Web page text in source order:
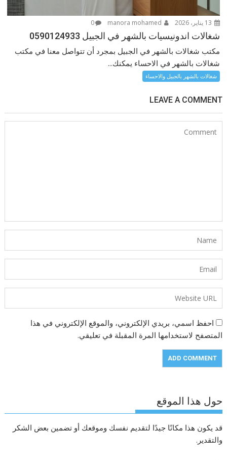
0
شغالات اندونيسيات بالشهر في الجبيل 0590124933
مكتب شغالات بالشهر في الجبيل بمجرد أن تتواصل معنا في مكتب
شغالات بالشهر في الاحساء يمكنك...
شغالات بالشهر بالجبيل والاحساء
LEAVE A COMMENT
احفظ اسمي، بريدي الإلكتروني، والموقع الإلكتروني في هذا
المتصفح لاستخدامها المرة المقبلة في تعليقي.
حول هذا الموقع
قد يكون هذا مكانًا جيدًا لتقديم نفسك وموقعك أو تضمين بعض الشكر
والتقدير.